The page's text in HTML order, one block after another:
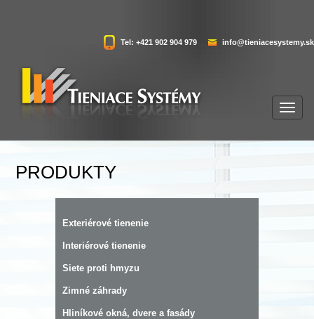
Tel: +421 902 904 979 info@tieniacesystemy.sk
PRODUKTY
Exteriérové tienenie
Interiérové tienenie
Siete proti hmyzu
Zimné záhrady
Hliníkové okná, dvere a fasády